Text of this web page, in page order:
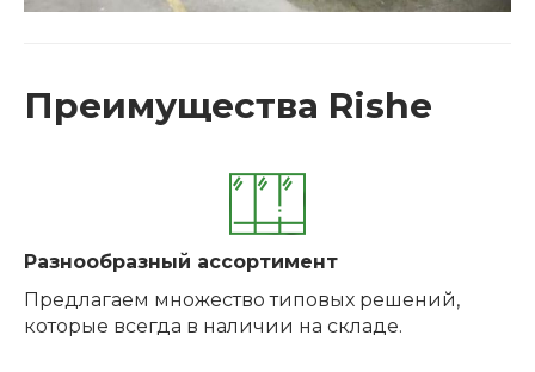
Преимущества Rishe
Разнообразный ассортимент
Предлагаем множество типовых решений,
которые всегда в наличии на складе.